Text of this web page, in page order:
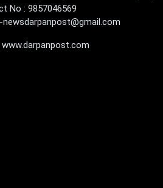
No : 9857046569
-newsdarpanpost@gmail.com
www.darpanpost.com